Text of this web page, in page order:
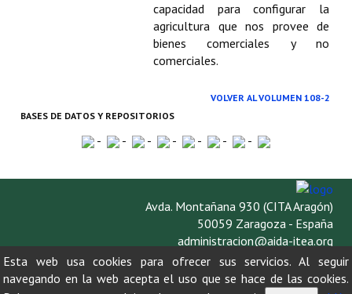
capacidad para configurar la
agricultura que nos provee de
bienes comerciales y no
comerciales.
VOLVER AL VOLUMEN 108-2
BASES DE DATOS Y REPOSITORIOS
- - - - - - -
Avda. Montañana 930 (CITA Aragón)
50059 Zaragoza - España
administracion@aida-itea.org
976 716 305
Esta web usa cookies para ofrecer sus servicios. Al seguir
navegando en la web acepta el uso que se hace de las cookies.